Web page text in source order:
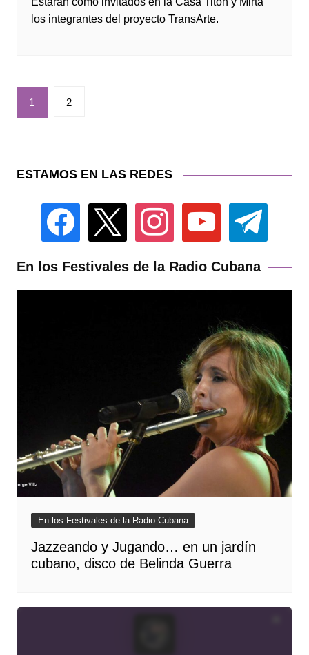
los integrantes del proyecto TransArte.
Paginación
de
1 2
ESTAMOS EN LAS REDES
facebook instagram youtube telegram
En los Festivales de la Radio Cubana
En los Festivales de la Radio Cubana
Jazzeando y Jugando… en un jardín
cubano, disco de Belinda Guerra